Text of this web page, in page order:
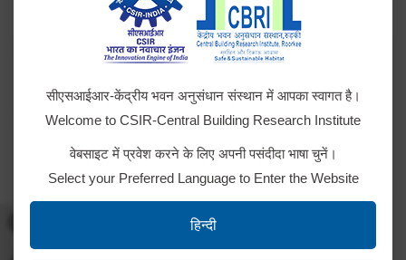
सीएसआईआर-केंद्रीय भवन अनुसंधान संस्थान में आपका स्वागत है।
Welcome to CSIR-Central Building Research Institute
वेबसाइट में प्रवेश करने के लिए अपनी पसंदीदा भाषा चुनें।
Select your Preferred Language to Enter the Website
हिन्दी